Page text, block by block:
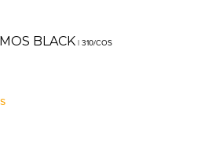
BLACK | 310/COS